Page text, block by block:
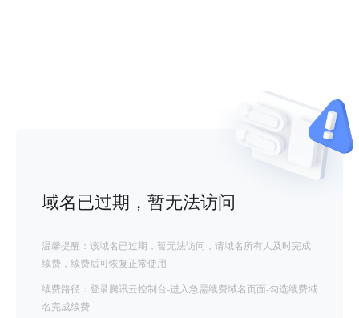
域名已过期，暂无法访问
温馨提醒：该域名已过期，暂无法访问，请域名所有人及时完成
续费，续费后可恢复正常使用
续费路径：登录腾讯云控制台-进入急需续费域名页面-勾选续费域
名完成续费